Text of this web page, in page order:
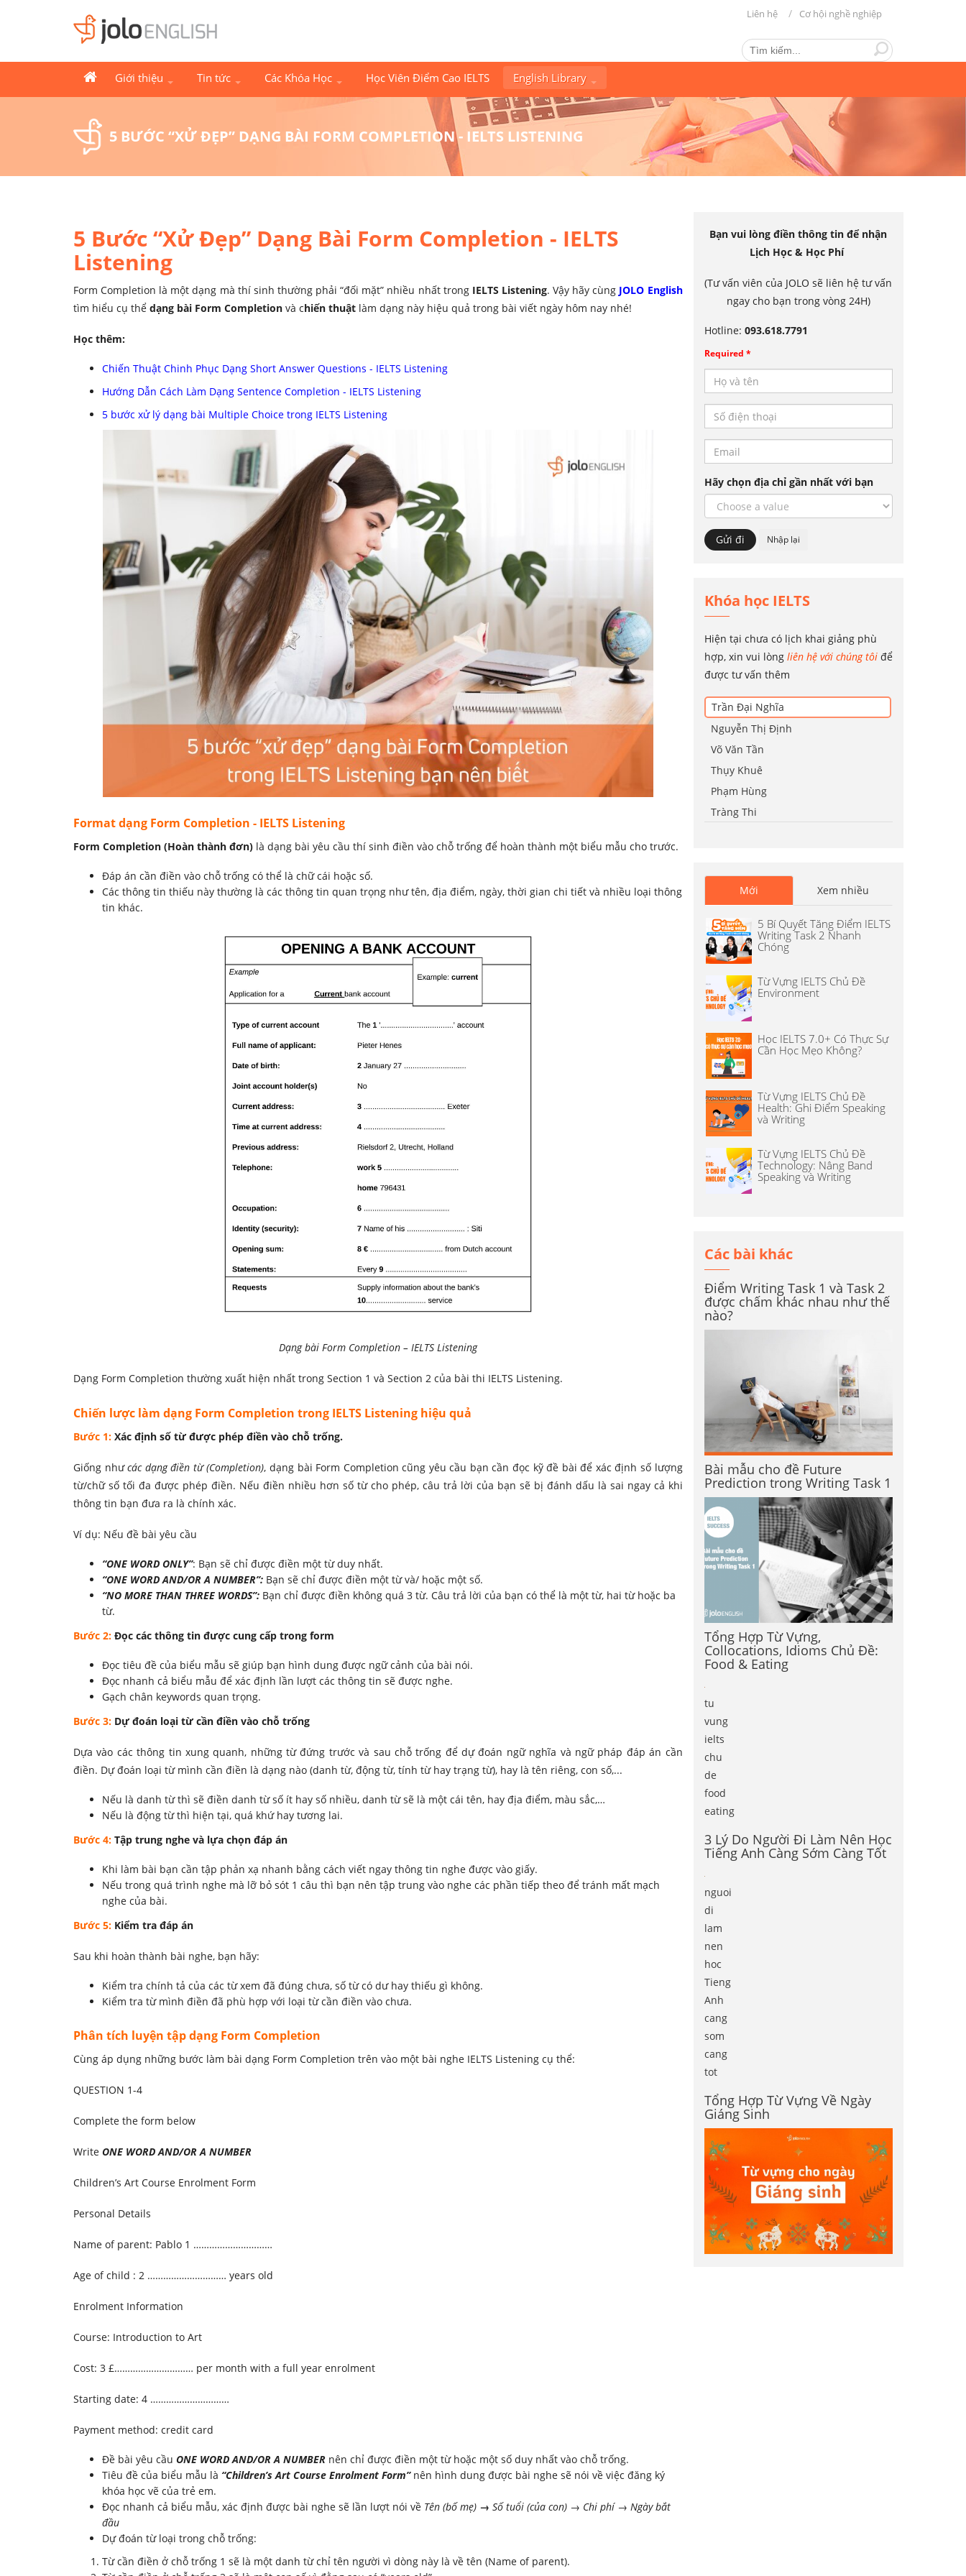
Liên hệ Cơ hội nghề nghiệp
Giới thiệu Tin tức Các Khóa Học Học Viên Điểm Cao IELTS English Library
5 BƯỚC “XỬ ĐẸP” DẠNG BÀI FORM COMPLETION - IELTS LISTENING
5 Bước “Xử Đẹp” Dạng Bài Form Completion - IELTS
Listening
Form Completion là một dạng mà thí sinh thường phải “đối mặt” nhiều nhất trong IELTS Listening.Vậy hãy cùng JOLO English
tìm hiểu cụ thể dạng bài Form Completion và chiến thuật làm dạng này hiệu quả trong bài viết ngày hôm nay nhé!
Học thêm:
Chiến Thuật Chinh Phục Dạng Short Answer Questions - IELTS Listening
Hướng Dẫn Cách Làm Dạng Sentence Completion - IELTS Listening
5 bước xử lý dạng bài Multiple Choice trong IELTS Listening
Format dạng Form Completion - IELTS Listening
Form Completion (Hoàn thành đơn) là dạng bài yêu cầu thí sinh điền vào chỗ trống để hoàn thành một biểu mẫu cho trước.
Đáp án cần điền vào chỗ trống có thể là chữ cái hoặc số.
Các thông tin thiếu này thường là các thông tin quan trọng như tên, địa điểm, ngày, thời gian chi tiết và nhiều loại thông
tin khác.
Dạng bài Form Completion– IELTS Listening
Dạng Form Completion thường xuất hiện nhất trong Section 1 và Section 2 của bài thi IELTS Listening.
Chiến lược làm dạng Form Completion trong IELTS Listening hiệu quả
Bước 1: Xác định số từ được phép điền vào chỗ trống.
Giống nhưcác dạng điền từ (Completion), dạng bài Form Completion cũng yêu cầu bạn cần đọc kỹ đề bài để xác định số lượng
từ/chữ số tối đa được phép điền. Nếu điền nhiều hơn số từ cho phép, câu trả lời của bạn sẽ bị đánh dấu là sai ngay cả khi
thông tin bạn đưa ra là chính xác.
Ví dụ: Nếu đề bài yêu cầu
“ONE WORD ONLY”: Bạn sẽ chỉ được điền một từ duy nhất.
“ONE WORD AND/OR A NUMBER”: Bạn sẽ chỉ được điền một từ và/ hoặc một số.
“NO MORE THAN THREE WORDS”: Bạn chỉ được điền không quá 3 từ. Câu trả lời của bạn có thể là một từ, hai từ hoặc ba
từ.
Bước 2: Đọc các thông tin được cung cấp trong form
Đọc tiêu đề của biểu mẫu sẽ giúp bạn hình dung được ngữ cảnh của bài nói.
Đọc nhanh cả biểu mẫu để xác định lần lượt các thông tin sẽ được nghe.
Gạch chân keywords quan trọng.
Bước 3: Dự đoán loại từ cần điền vào chỗ trống
Dựa vào các thông tin xung quanh, những từ đứng trước và sau chỗ trống để dự đoán ngữ nghĩa và ngữ pháp đáp án cần
điền. Dự đoán loại từ mình cần điền là dạng nào (danh từ, động từ, tính từ hay trạng từ), hay là tên riêng, con số,...
Nếu là danh từ thì sẽ điền danh từ số ít hay số nhiều, danh từ sẽ là một cái tên, hay địa điểm, màu sắc,…
Nếu là động từ thì hiện tại, quá khứ hay tương lai.
Bước 4: Tập trung nghe và lựa chọn đáp án
Khi làm bài bạn cần tập phản xạ nhanh bằng cách viết ngay thông tin nghe được vào giấy.
Nếu trong quá trình nghe mà lỡ bỏ sót 1 câu thì bạn nên tập trung vào nghe các phần tiếp theo để tránh mất mạch
nghe của bài.
Bước 5: Kiểm tra đáp án
Sau khi hoàn thành bài nghe, bạn hãy:
Kiểm tra chính tả của các từ xem đã đúng chưa, số từ có dư hay thiếu gì không.
Kiểm tra từ mình điền đã phù hợp với loại từ cần điền vào chưa.
Phân tích luyện tậpdạng Form Completion
Cùng áp dụng những bước làm bài dạng Form Completion trên vào một bài nghe IELTS Listening cụ thể:
QUESTION 1-4
Complete the form below
Write ONE WORD AND/OR A NUMBER
Children’s Art Course Enrolment Form
Personal Details
Name of parent: Pablo 1 …………………………
Age of child : 2 ………………………… years old
Enrolment Information
Course: Introduction to Art
Cost: 3 £………………………… per month with a full year enrolment
Starting date: 4 …………………………
Payment method: credit card
Đề bài yêu cầu ONE WORDAND/OR A NUMBER nên chỉ được điền một từ hoặc một số duy nhất vào chỗ trống.
Tiêu đề của biểu mẫu là “Children’s Art Course Enrolment Form”nên hình dung được bài nghe sẽ nói về việc đăng ký
khóa học vẽ của trẻ em.
Đọc nhanh cả biểu mẫu, xác định được bài nghe sẽ lần lượt nói về Tên (bố mẹ) → Số tuổi (của con) → Chi phí → Ngày bắt
đầu
Dự đoán từ loại trong chỗ trống:
Từ cần điền ở chỗ trống 1 sẽ là một danh từ chỉ tên người vì dòng này là về tên (Name of parent).
Bạn vui lòng điền thông tin để nhận
Lịch Học & Học Phí
(Tư vấn viên của JOLO sẽ liên hệ tư vấn
ngay cho bạn trong vòng 24H)
Hotline: 093.618.7791
Required *
Hãy chọn địa chỉ gần nhất với bạn
Khóa học IELTS
Hiện tại chưa có lịch khai giảng phù
hợp, xin vui lòng liên hệ với chúng tôiđể
được tư vấn thêm
Trần Đại Nghĩa
Nguyễn Thị Định
Võ Văn Tần
Thụy Khuê
Phạm Hùng
Tràng Thi
Mới Xem nhiều
5 Bí Quyết Tăng Điểm IELTS
Writing Task 2 Nhanh
Chóng
Từ Vựng IELTS Chủ Đề
Environment
Học IELTS 7.0+ Có Thực Sự
Cần Học Mẹo Không?
Từ Vựng IELTS Chủ Đề
Health: Ghi Điểm Speaking
và Writing
Từ Vựng IELTS Chủ Đề
Technology: Nâng Band
Speaking và Writing
Các bài khác
Điểm Writing Task 1 và Task 2
được chấm khác nhau như thế
nào?
Bài mẫu cho đề Future
Prediction trong Writing Task 1
Tổng Hợp Từ Vựng,
Collocations, Idioms Chủ Đề:
Food & Eating
tu
vung
ielts
chu
de
food
eating
3 Lý Do Người Đi Làm Nên Học
Tiếng Anh Càng Sớm Càng Tốt
nguoi
di
lam
nen
hoc
Tieng
Anh
cang
som
cang
tot
Tổng Hợp Từ Vựng Về Ngày
Giáng Sinh